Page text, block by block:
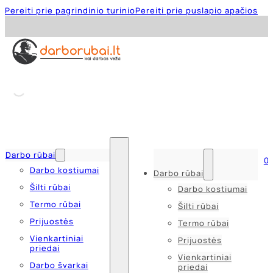
Pereiti prie pagrindinio turinioPereiti prie puslapio apačios
Darbo rūbai
Darbo kostiumai
Šilti rūbai
Termo rūbai
Prijuostės
Vienkartiniai
priedai
Darbo švarkai
Darbo rūbai
Darbo kostiumai
Šilti rūbai
Termo rūbai
Prijuostės
Vienkartiniai
priedai
0